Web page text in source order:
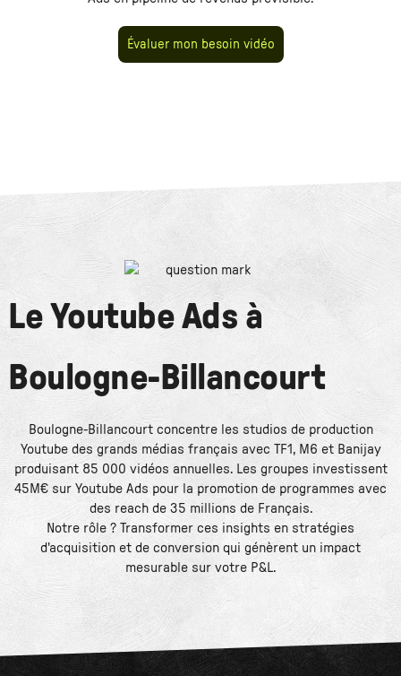
Évaluer mon besoin vidéo
LeYoutube Ads à
Boulogne-Billancourt
Boulogne-Billancourt concentre les studios de production
Youtube des grands médias français avec TF1, M6 et Banijay
produisant 85 000 vidéos annuelles. Les groupes investissent
45M€ sur Youtube Ads pour la promotion de programmes avec
des reach de 35 millions de Français.
Notre rôle ? Transformer ces insights en stratégies
d'acquisition et de conversion qui génèrent un impact
mesurable sur votre P&L.